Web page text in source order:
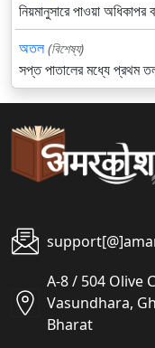
নিয়মানুসারে পাওয়া অধিকাপর
অতল (বিশেষ্য)
সপ্ত পাতালের মধ্যে প্রথম
A-8 / 504 Olive
Vasundhara,
Bharat